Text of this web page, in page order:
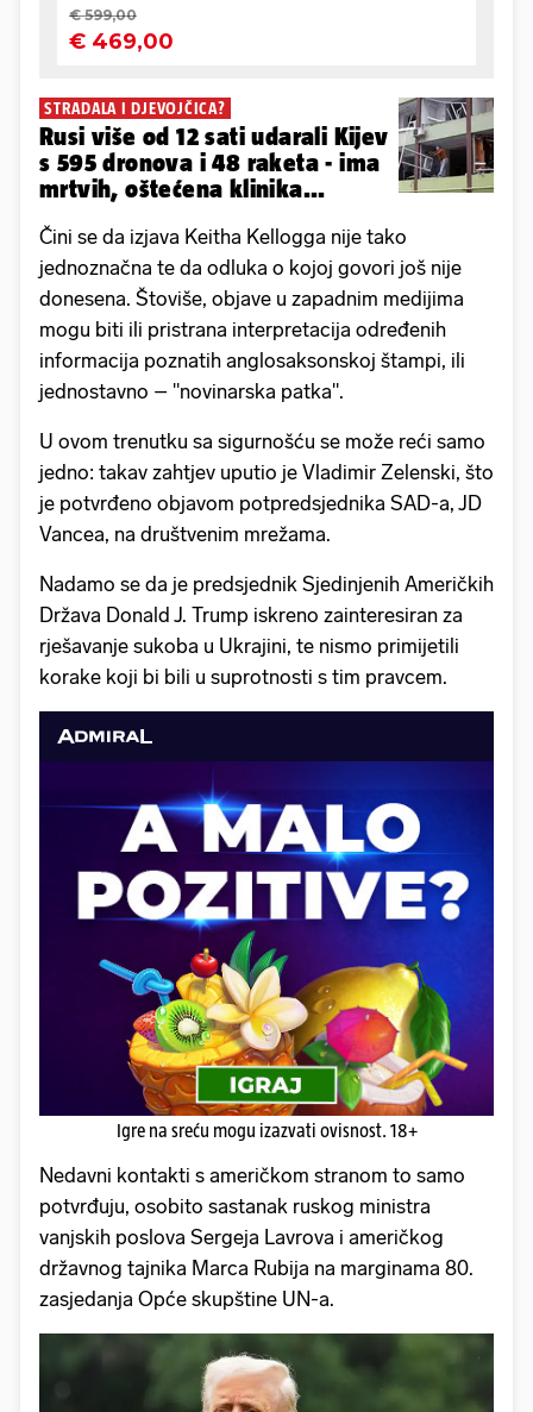
STRADALA I DJEVOJČICA?
Rusi više od 12 sati udarali Kijev
s 595 dronova i 48 raketa - ima
mrtvih, oštećena klinika...
Čini se da izjava Keitha Kellogga nije tako
jednoznačna te da odluka o kojoj govori još nije
donesena. Štoviše, objave u zapadnim medijima
mogu biti ili pristrana interpretacija određenih
informacija poznatih anglosaksonskoj štampi, ili
jednostavno – "novinarska patka".
U ovom trenutku sa sigurnošću se može reći samo
jedno: takav zahtjev uputio je Vladimir Zelenski, što
je potvrđeno objavom potpredsjednika SAD-a, JD
Vancea, na društvenim mrežama.
Nadamo se da je predsjednik Sjedinjenih Američkih
Država Donald J. Trump iskreno zainteresiran za
rješavanje sukoba u Ukrajini, te nismo primijetili
korake koji bi bili u suprotnosti s tim pravcem.
Igre na sreću mogu izazvati ovisnost. 18+
Nedavni kontakti s američkom stranom to samo
potvrđuju, osobito sastanak ruskog ministra
vanjskih poslova Sergeja Lavrova i američkog
državnog tajnika Marca Rubija na marginama 80.
zasjedanja Opće skupštine UN-a.